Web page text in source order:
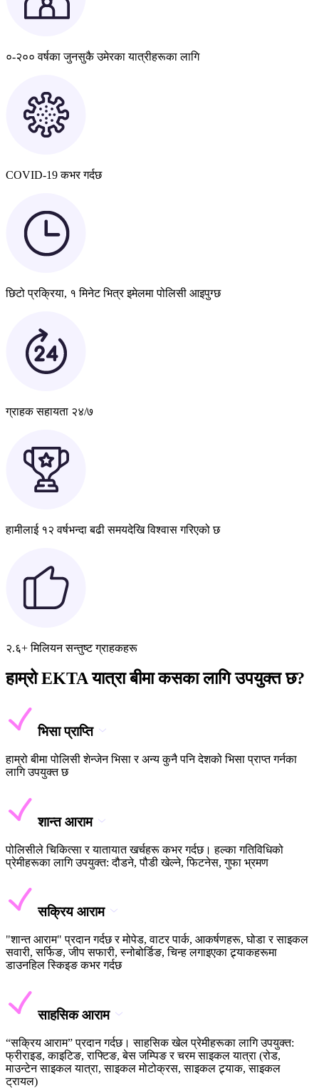
०-२०० वर्षका जुनसुकै उमेरका यात्रीहरूका लागि
COVID-19 कभर गर्दछ
छिटो प्रक्रिया, १ मिनेट भित्र इमेलमा पोलिसी आइपुग्छ
ग्राहक सहायता २४/७
हामीलाई १२ वर्षभन्दा बढी समयदेखि विश्वास गरिएको छ
२.६+ मिलियन सन्तुष्ट ग्राहकहरू
हाम्रो EKTA यात्रा बीमा कसका लागि उपयुक्त छ?
भिसा प्राप्ति
हाम्रो बीमा पोलिसी शेन्जेन भिसा र अन्य कुनै पनि देशको भिसा प्राप्त गर्नका
लागि उपयुक्त छ
शान्त आराम
पोलिसीले चिकित्सा र यातायात खर्चहरू कभर गर्दछ। हल्का गतिविधिको
प्रेमीहरूका लागि उपयुक्त: दौडने, पौडी खेल्ने, फिटनेस, गुफा भ्रमण
सक्रिय आराम
"शान्त आराम" प्रदान गर्दछ र मोपेड, वाटर पार्क, आकर्षणहरू, घोडा र साइकल
सवारी, सर्फिङ, जीप सफारी, स्नोबोर्डिङ, चिन्ह लगाइएका ट्र्याकहरूमा
डाउनहिल स्किइङ कभर गर्दछ
साहसिक आराम
“सक्रिय आराम” प्रदान गर्दछ। साहसिक खेल प्रेमीहरूका लागि उपयुक्त:
फ्रीराइड, काइटिङ, राफ्टिङ, बेस जम्पिङ र चरम साइकल यात्रा (रोड,
माउन्टेन साइकल यात्रा, साइकल मोटोक्रस, साइकल ट्र्याक, साइकल
ट्रायल)